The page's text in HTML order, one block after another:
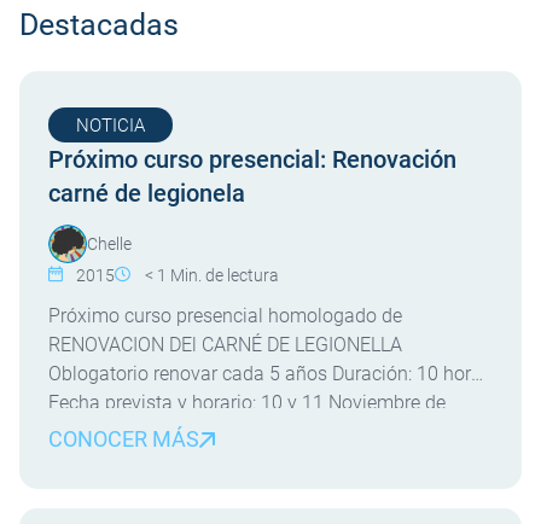
Destacadas
Próximo curso presencial: Renovación
carné de legionela
NOTICIA
Chelle
2015
< 1 Min. de lectura
Próximo curso presencial homologado de
RENOVACION DEl CARNÉ DE LEGIONELLA
Oblogatorio renovar cada 5 años Duración: 10 horas
Fecha prevista y horario: 10 y 11 Noviembre de
09:00 a 14:00 hh. SON CURSOS 100%
CONOCER MÁS